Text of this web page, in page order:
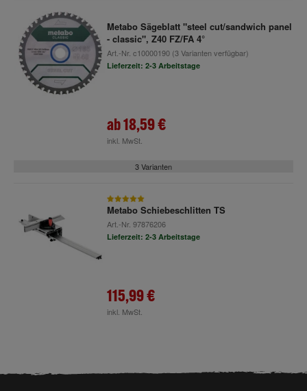
Metabo Sägeblatt "steel cut/sandwich panel
- classic", Z40 FZ/FA 4°
Art.-Nr. c10000190(3 Varianten verfügbar)
Lieferzeit: 2-3 Arbeitstage
ab18,59 €
inkl. MwSt.
3 Varianten
Metabo Schiebeschlitten TS
Art.-Nr. 97876206
Lieferzeit: 2-3 Arbeitstage
115,99 €
inkl. MwSt.